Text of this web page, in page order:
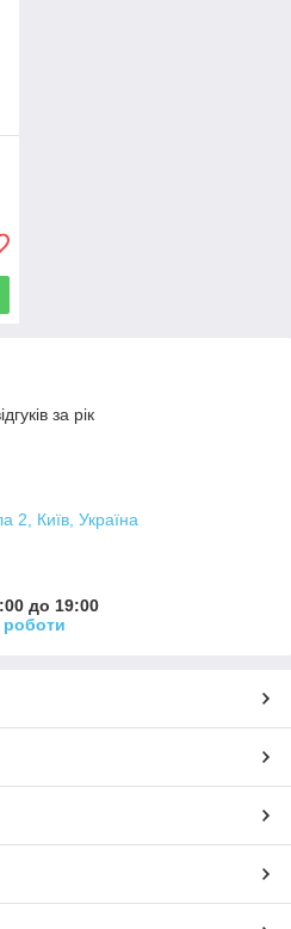
за рік
2, Київ, Україна
до 19:00
роботи